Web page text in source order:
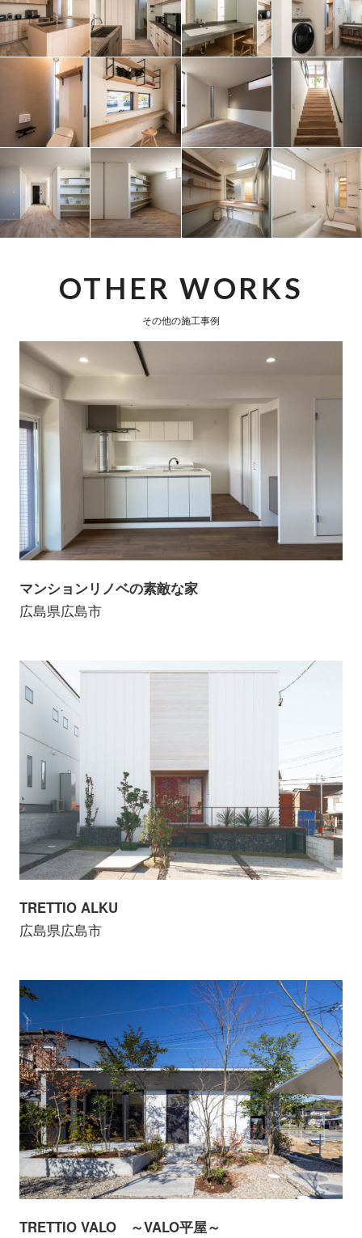
OTHER WORKS
その他の施工事例
マンションリノベの素敵な家
広島県広島市
TRETTIO ALKU
広島県広島市
TRETTIO VALO ～VALO平屋～